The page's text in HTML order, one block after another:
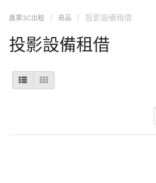
鑫業3C出租 商品 投影設備租借
投影設備租借